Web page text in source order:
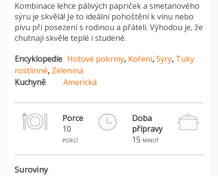
Kombinace lehce pálivých papriček a smetanového
sýru je skvělá! Je to ideální pohoštění k vínu nebo
pivu při posezení s rodinou a přáteli. Výhodou je, že
chutnají skvěle teplé i studené.
Encyklopedie Hotové pokrmy, Koření,Sýry, Tuky
rostlinné, Zelenina
Kuchyně
Americká
Porce
10
porcí
Doba
přípravy
15 minut
Suroviny